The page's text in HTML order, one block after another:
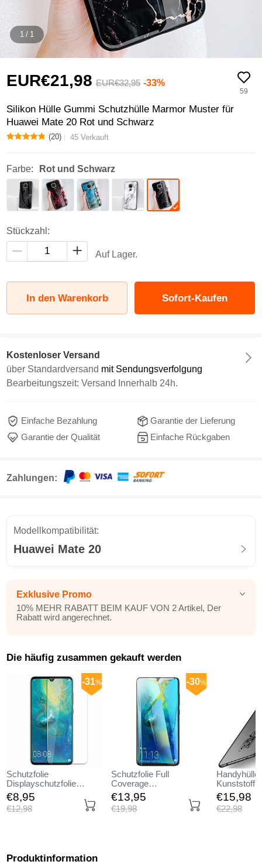
1 / 1
EUR€21,98 EUR€32,95 -33%
59
Silikon Hülle Gummi Schutzhülle Marmor Muster für
Huawei Mate 20 Rot und Schwarz
(20) 45 Verkauft
Farbe: Rot und Schwarz
Stückzahl:
Auf Lager.
In den Warenkorb Sofort-Kaufen
Kostenloser Versand
über Standardversand mit Sendungsverfolgung
Bearbeitungszeit: Versand Innerhalb 24h.
Einfache Bezahlung
Garantie der Lieferung
Garantie der Qualität
Einfache Rückgaben
Zahlungen:
Modellkompatibilität:
Huawei Mate 20
Exklusive Promo
10% MEHR RABATT BEIM KAUF VON 2 Artikel, Der
Rabatt wird angerechnet.
Die häufig zusammen gekauft werden
Schutzfolie
Displayschutzfolie
Panzerfolie Skins zum
Aufkleben Gehärtetes
Glas Glasfolie für
€8,95
€12,98
-31%
Schutzfolie Full
Coverage
Displayschutzfolie
Panzerfolie Skins zum
Aufkleben Gehärtetes
€13,95
€19,98
-30%
Handyhülle
Kunststoff
Tasche
Huawei
Schwarz
€15,98
€22,98
Produktinformation